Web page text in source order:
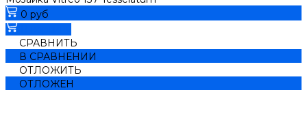
0 руб
СРАВНИТЬ
В СРАВНЕНИИ
ОТЛОЖИТЬ
ОТЛОЖЕН